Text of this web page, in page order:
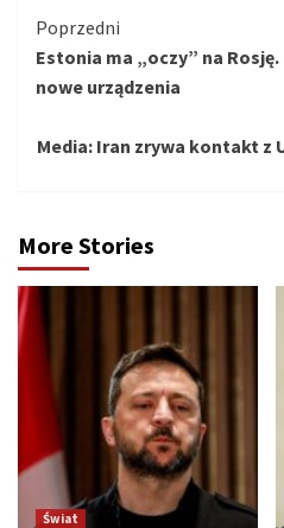
Kontynuuj
czytanie
Poprzedni
Estonia ma „oczy” na
nowe urządzenia
Media: Iran zrywa kontakt z
More Stories
Świat